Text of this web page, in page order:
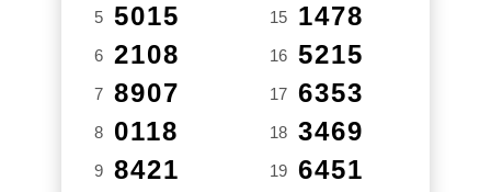
5 5015
6 2108
7 8907
8 0118
9 8421
15 1478
16 5215
17 6353
18 3469
19 6451